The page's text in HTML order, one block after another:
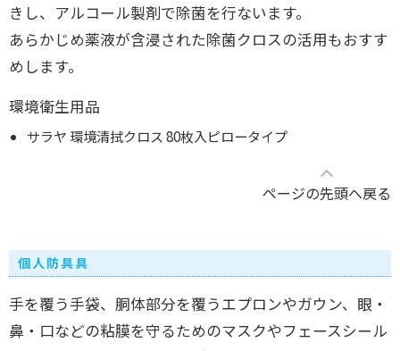
きし、アルコール製剤で除菌を行ないます。
あらかじめ薬液が含浸された除菌クロスの活用もおすす
めします。
環境衛生用品
サラヤ 環境清拭クロス 80枚入ピロータイプ
ページの先頭へ戻る
個人防具具
手を覆う手袋、胴体部分を覆うエプロンやガウン、眼・
鼻・口などの粘膜を守るためのマスクやフェースシール